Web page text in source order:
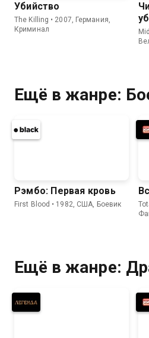
Убийство
The Killing • 2007, Германия,
Криминал
Ещё в жанре:
Рэмбо: Первая кровь
First Blood • 1982, США, Боевик
Ещё в жанре: